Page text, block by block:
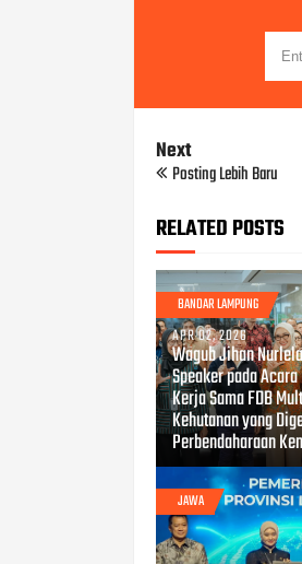
Next
Posting Lebih Baru
RELATED POSTS
BANDAR LAMPUNG
APR 02, 2026
Wagub Jihan
Speaker pada
Kerja Sama FDB
Kehutanan yang
Perbendaharaan
JAWA